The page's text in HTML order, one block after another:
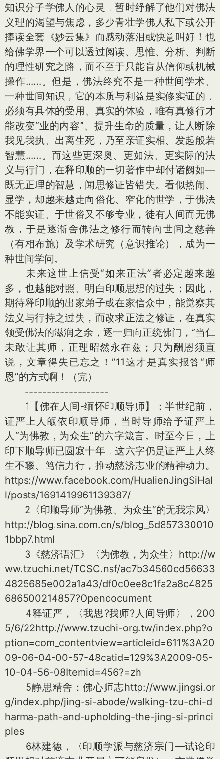
知识分子学佛人的心灵，暂时纾解了他们对佛法
义理的渴望与焦虑，多少青壮学佛人私下或公开
捧读全套《妙云集》而感动落泪或快意叫好！也
给佛学界一个可以透过阅读、思惟、分析、判断
的理性研究之路，而不至于只能盲从信仰或机械
操作……。但是，佛法终究不是一种世间学术、
一种世间知识，它的本质与利益是实修实证的，
必须有具体的受用、真实的体验，唯有真修行才
能改变“业的内容”、提升生命的质量，让人断除
我见我执、出离生死，乃至亲证实相、发起般若
智慧……。而这些更深奥、更如法、更实际的法
义与行门，在释印顺的一切著作中却付诸阙如—
既无正理的智慧，闻思修证皆错失。看似热闹、
显学，却越来越走向俗化、窄化的世学，于佛法
不能实证、于世俗又不够专业，徒有人间而无佛
教，于是逐渐舍佛法之修行而转向世间之慈善
（有相布施）及学术研究（意识推论），成为一
种世间学问。
未来这世上信受“如来正法”者必定越来越
多，也越能对照、明白印顺思想的过失；因此，
期待释印顺的出家弟子或在家信众中，能觉察其
法义与行持之过失，而改求正法之修证，在真实
领受佛法的滋润之余，逐一归向正统佛门，“当仁
未敢让其师，正理昭然永在兹；只为酬恩须直
说，文章得失已忘之！”11这才是真实报答“师
恩”的方式啊！（完）
-------------------
1【佛在人间-缅怀印顺导师】：半世纪前，
证严上人皈依印顺导师，当时导师给予证严上
人“为佛教，为众生”的六字箴言。时至今日，上
印下顺导师已圆寂十年，这六字仍是证严上人终
生不辍、笃信力行，推动慈济志业的精神动力。
https://www.facebook.com/HualienJingSiHal
l/posts/1691419961139387/
2〈印顺导师“为佛教、为众生”的无我宗风〉
http://blog.sina.com.cn/s/blog_5d857330010
1bbp7.html
3《慈济语汇》〈为佛教，为众生〉http://w
ww.tzuchi.net/TCSC.nsf/ac7b34560cd56633
4825685e002a1a43/df0c0ee8c1fa2a8c4825
686500214857?Opendocument
4释证严，〈我思?我师?人间导师〉，200
5/6/22http://www.tzuchi-org.tw/index.php?o
ption=com_contentview=articleid=611%3A20
09-06-04-00-57-48catid=129%3A2009-05-
10-04-56-08Itemid=456?=zh
5静思精舍：佛心师志http://www.jingsi.or
g/index.php/jing-si-abode/walking-tzu-chi-d
harma-path-and-upholding-the-jing-si-princi
ples
6林建德，〈印顺学派与慈济宗门—试论印